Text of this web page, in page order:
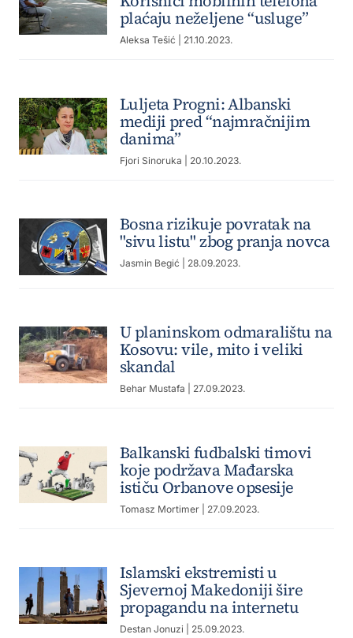
plaćaju neželjene “usluge”
Aleksa Tešić | 21.10.2023.
Luljeta Progni: Albanski
mediji pred “najmračnijim
danima”
Fjori Sinoruka | 20.10.2023.
Bosna rizikuje povratak na
"sivu listu" zbog pranja novca
Jasmin Begić | 28.09.2023.
U planinskom odmaralištu na
Kosovu: vile, mito i veliki
skandal
Behar Mustafa | 27.09.2023.
Balkanski fudbalski timovi
koje podržava Mađarska
ističu Orbanove opsesije
Tomasz Mortimer | 27.09.2023.
Islamski ekstremisti u
Sjevernoj Makedoniji šire
propagandu na internetu
Destan Jonuzi | 25.09.2023.